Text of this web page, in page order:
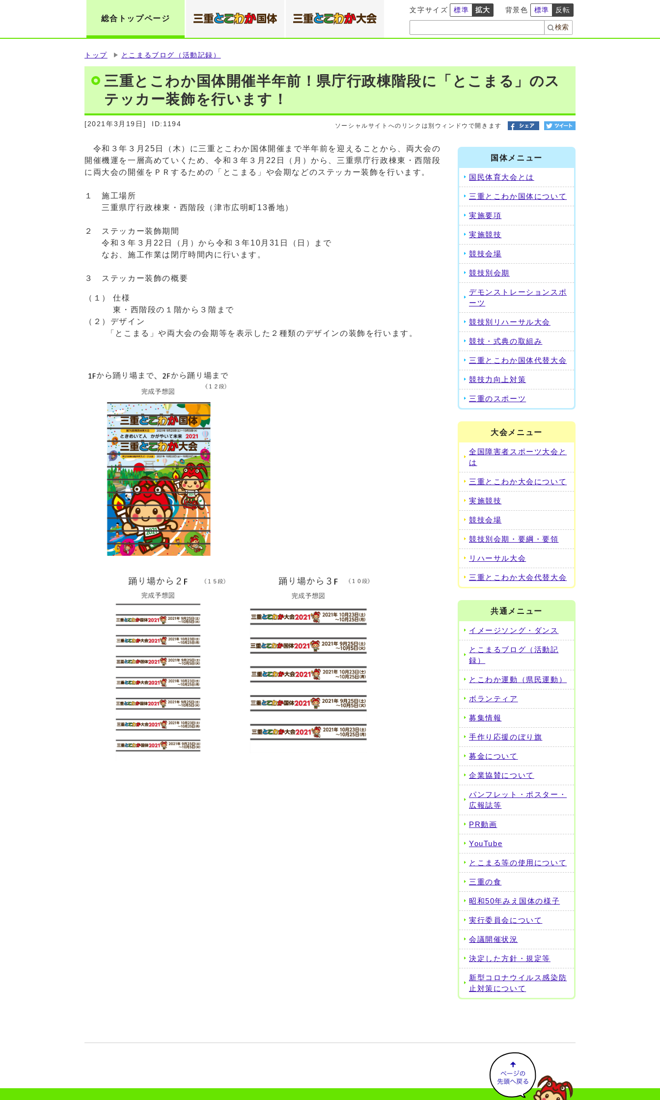
総合トップページ
文字サイズ 標準 拡大 背景色 標準 反転
トップ とこまるブログ（活動記録）
三重とこわか国体開催半年前！県庁行政棟階段に「とこまる」のス
テッカー装飾を行います！
[2021年3月19日] ID:1194 ソーシャルサイトへのリンクは別ウィンドウで開きます
令和３年３月25日（木）に三重とこわか国体開催まで半年前を迎えることから、両大会の
開催機運を一層高めていくため、令和３年３月22日（月）から、三重県庁行政棟東・西階段
に両大会の開催をＰＲするための「とこまる」や会期などのステッカー装飾を行います。
１ 施工場所
三重県庁行政棟東・西階段（津市広明町13番地）
２ ステッカー装飾期間
令和３年３月22日（月）から令和３年10月31日（日）まで
なお、施工作業は閉庁時間内に行います。
３ ステッカー装飾の概要
（１） 仕様
東・西階段の１階から３階まで
（２）デザイン
「とこまる」や両大会の会期等を表示した２種類のデザインの装飾を行います。
国体メニュー
国民体育大会とは
三重とこわか国体について
実施要項
実施競技
競技会場
競技別会期
デモンストレーションスポ
ーツ
競技別リハーサル大会
競技・式典の取組み
三重とこわか国体代替大会
競技力向上対策
三重のスポーツ
大会メニュー
全国障害者スポーツ大会と
は
三重とこわか大会について
実施競技
競技会場
競技別会期・要綱・要領
リハーサル大会
三重とこわか大会代替大会
共通メニュー
イメージソング・ダンス
とこまるブログ（活動記
録）
とこわか運動（県民運動）
ボランティア
募集情報
手作り応援のぼり旗
募金について
企業協賛について
パンフレット・ポスター・
広報誌等
PR動画
YouTube
とこまる等の使用について
三重の食
昭和50年みえ国体の様子
実行委員会について
会議開催状況
決定した方針・規定等
新型コロナウイルス感染防
止対策について